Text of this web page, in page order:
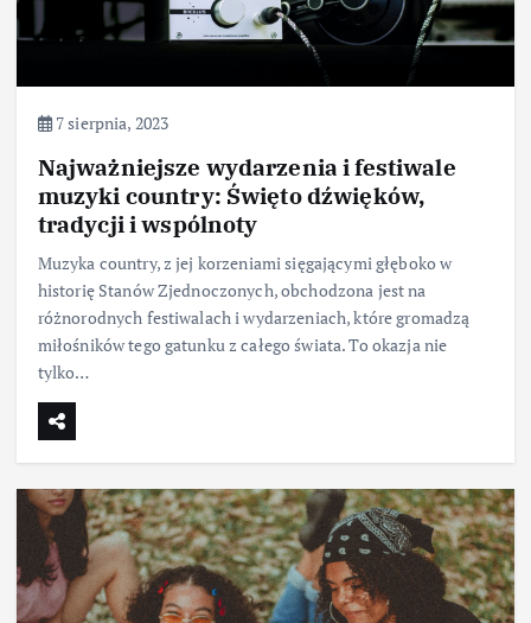
7 sierpnia, 2023
Najważniejsze wydarzenia i festiwale
muzyki country: Święto dźwięków,
tradycji i wspólnoty
Muzyka country, z jej korzeniami sięgającymi głęboko w
historię Stanów Zjednoczonych, obchodzona jest na
różnorodnych festiwalach i wydarzeniach, które gromadzą
miłośników tego gatunku z całego świata. To okazja nie
tylko…